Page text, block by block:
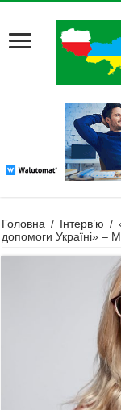
Головна / Інтерв’ю /
допомоги Україні» –